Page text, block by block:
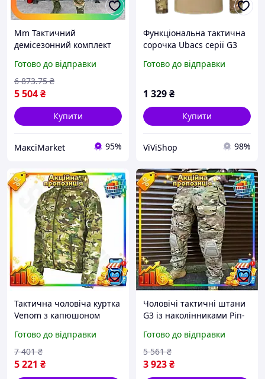
Mm Тактичний
демісезонний комплект
Мультикам для
військовослужбовців
куртка шт Maxi7\Q
Готово до відправки
5 504₴
6 873.75 ₴
Купити
МаксіMarket 95%
Функціональна тактична
сорочка Ubacs серії G3
мультикам, доступна у
екіпірування
Готово до відправки
1 329₴
Купити
ViViShop 98%
Тактична чоловіча куртка
Venom з капюшоном
Готово до відправки
5 221 ₴
7 401 ₴
Чоловічі тактичні штани
G3 із наколінниками Ріп-
Готово до відправки
3 923₴
5 561 ₴